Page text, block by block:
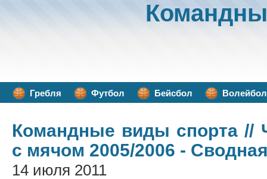
Гребля Футбол Бейсбол Волейбол
Командные виды спорта //
с мячом 2005/2006 -
14 июля 2011